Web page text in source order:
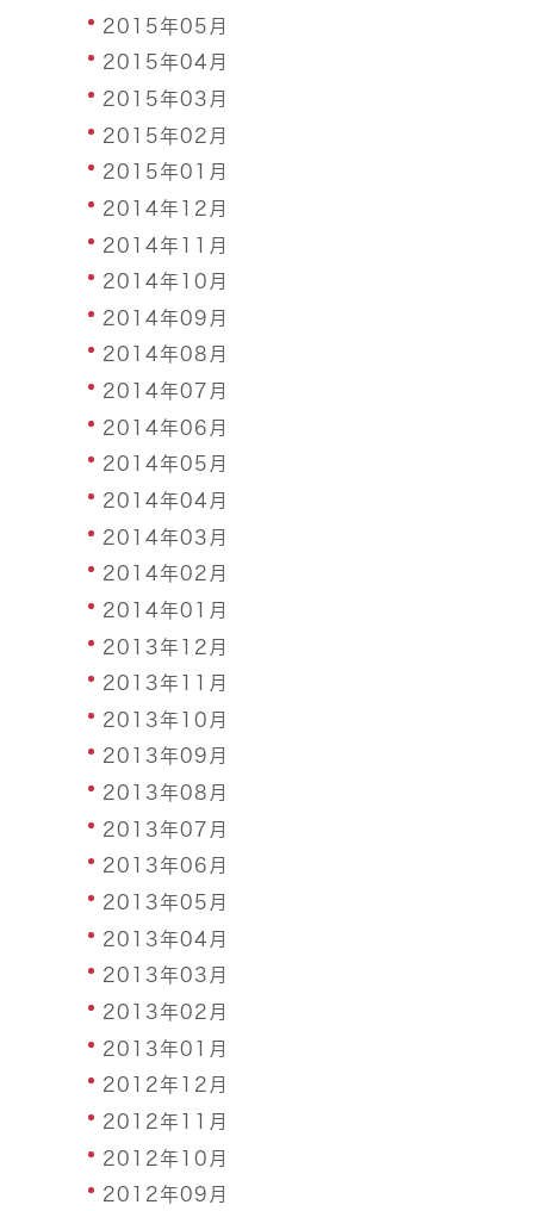
2015年05月
2015年04月
2015年03月
2015年02月
2015年01月
2014年12月
2014年11月
2014年10月
2014年09月
2014年08月
2014年07月
2014年06月
2014年05月
2014年04月
2014年03月
2014年02月
2014年01月
2013年12月
2013年11月
2013年10月
2013年09月
2013年08月
2013年07月
2013年06月
2013年05月
2013年04月
2013年03月
2013年02月
2013年01月
2012年12月
2012年11月
2012年10月
2012年09月